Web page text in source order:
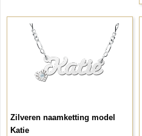
Zilveren naamketting model
Katie